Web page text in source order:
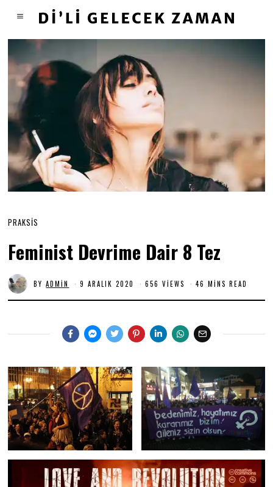
PRAKSIS
Feminist Devrime Dair 8 Tez
BYADMIN 9 ARALIK 2020
O
K
2
656 VIEWS 46 MINS READ